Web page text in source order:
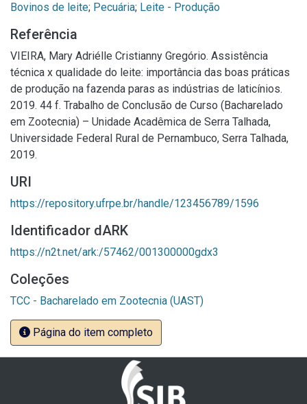
Bovinos de leite; Pecuária; Leite - Produção
Referência
VIEIRA, Mary Adriélle Cristianny Gregório. Assistência
técnica x qualidade do leite: importância das boas práticas
de produção na fazenda paras as indústrias de laticínios.
2019. 44 f. Trabalho de Conclusão de Curso (Bacharelado
em Zootecnia) – Unidade Acadêmica de Serra Talhada,
Universidade Federal Rural de Pernambuco, Serra Talhada,
2019.
URI
https://repository.ufrpe.br/handle/123456789/1596
Identificador dARK
https://n2t.net/ark:/57462/001300000gdx3
Coleções
TCC - Bacharelado em Zootecnia (UAST)
Página do item completo